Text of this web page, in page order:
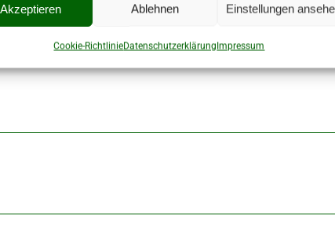
Akzeptieren Ablehnen Einstellungen
Cookie-RichtlinieDatenschutzerklärungImpressum